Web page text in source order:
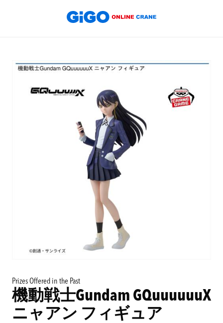
Prizes Offered in the Past
機動戦士Gundam GQuuuuuuX
ニャアン フィギュア